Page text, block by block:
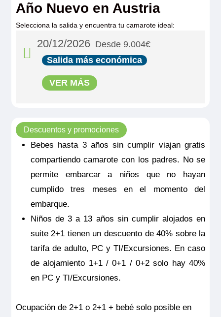
Año Nuevo en Austria
Selecciona la salida y encuentra tu camarote ideal:
20/12/2026 Desde 9.004€
Salida más económica
VER MÁS
RiverSide Mozart
Harmony Suite – Puente Inferior – Harmony
Pensión completapor 10.004€ 9.004€ p.p.
Descuentos y promociones
Bebes hasta 3 años sin cumplir viajan gratis
compartiendo camarote con los padres. No se
permite embarcar a niños que no hayan
cumplido tres meses en el momento del
embarque.
Niños de 3 a 13 años sin cumplir alojados en
suite 2+1 tienen un descuento de 40% sobre la
tarifa de adulto, PC y TI/Excursiones. En caso
de alojamiento 1+1 / 0+1 / 0+2 solo hay 40%
en PC y TI/Excursiones.
Ocupación de 2+1 o 2+1 + bebé solo posible en